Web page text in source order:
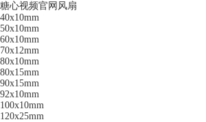
糖心视频官网风扇
40x10mm
50x10mm
60x10mm
70x12mm
80x10mm
80x15mm
90x15mm
92x10mm
100x10mm
120x25mm